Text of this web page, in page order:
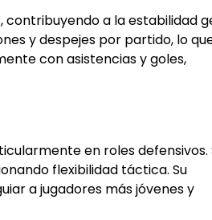
contribuyendo a la estabilidad
y despejes por partido, lo
con asistencias y goles,
en roles defensivos.
flexibilidad táctica. Su
a jugadores más jóvenes y